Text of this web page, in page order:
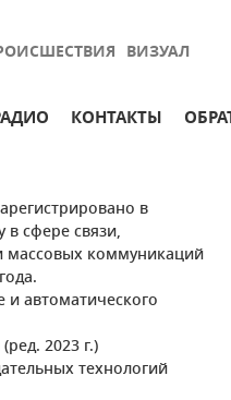
ВИЗУАЛ
КОНТАКТЫ
в
в сфере связи,
коммуникаций
и автоматического
2023 г.)
технологий